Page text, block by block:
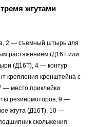
жгутами
2 — съемный штырь для
растяжением (Д16Т или
(Д16Т), 4 — контур
крепления кронштейна с
— место приклейки
резиномоторов, 9 —
жгута (Д16Т), 10 —
скольжения